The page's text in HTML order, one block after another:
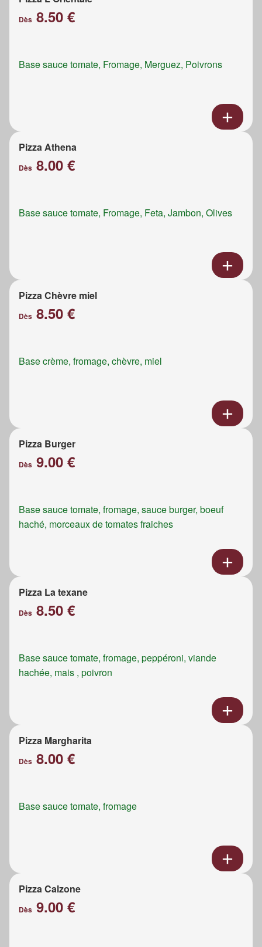
Dès 8.50 €
Base sauce tomate, Fromage, Merguez, Poivrons
Pizza Athena
Dès 8.00 €
Base sauce tomate, Fromage, Feta, Jambon, Olives
Pizza Chèvre miel
Dès 8.50 €
Base crème, fromage, chèvre, miel
Pizza Burger
Dès 9.00 €
Base sauce tomate, fromage, sauce burger, boeuf
haché, morceaux de tomates fraiches
Pizza La texane
Dès 8.50 €
Base sauce tomate, fromage, peppéroni, viande
hachée, mais , poivron
Pizza Margharita
Dès 8.00 €
Base sauce tomate, fromage
Pizza Calzone
Dès 9.00 €